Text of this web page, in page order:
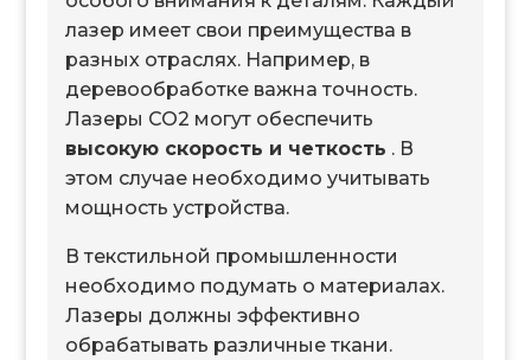
лазер имеет свои преимущества в
разных отраслях. Например, в
деревообработке важна точность.
Лазеры CO2 могут обеспечить
высокую скорость и четкость . В
этом случае необходимо учитывать
мощность устройства.
В текстильной промышленности
необходимо подумать о материалах.
Лазеры должны эффективно
обрабатывать различные ткани.